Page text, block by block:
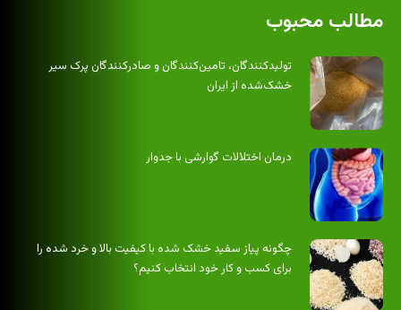
مطالب محبوب
تولیدکنندگان، تامین‌کنندگان و صادرکنندگان پرک سیر
خشک‌شده از ایران
درمان اختلالات گوارشی با جدوار
چگونه پیاز سفید خشک شده با کیفیت بالا و خرد شده را
برای کسب و کار خود انتخاب کنیم؟